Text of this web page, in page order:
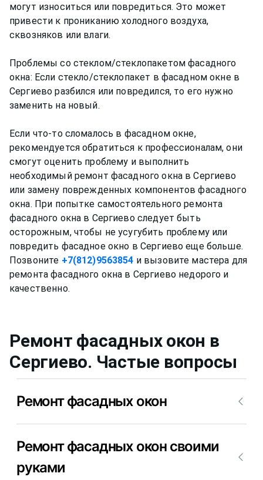
могут износиться или повредиться. Это может
привести к прониканию холодного воздуха,
сквозняков или влаги.
Проблемы со стеклом/стеклопакетом фасадного
окна: Если стекло/стеклопакет в фасадном окне в
Сергиево разбился или повредился, то его нужно
заменить на новый.
Если что-то сломалось в фасадном окне,
рекомендуется обратиться к профессионалам, они
смогут оценить проблему и выполнить
необходимый ремонт фасадного окна в Сергиево
или замену поврежденных компонентов фасадного
окна. При попытке самостоятельного ремонта
фасадного окна в Сергиево следует быть
осторожным, чтобы не усугубить проблему или
повредить фасадное окно в Сергиево еще больше.
Позвоните +7(812)9563854 и вызовите мастера для
ремонта фасадного окна в Сергиево недорого и
Ремонт фасадных окон в
Сергиево. Частые вопросы
Ремонт фасадных окон
обширное понятие. Сломаться в фасадном окне в
можно сделать – это вызвать мастера для
Ремонт фасадных окон своими
руками